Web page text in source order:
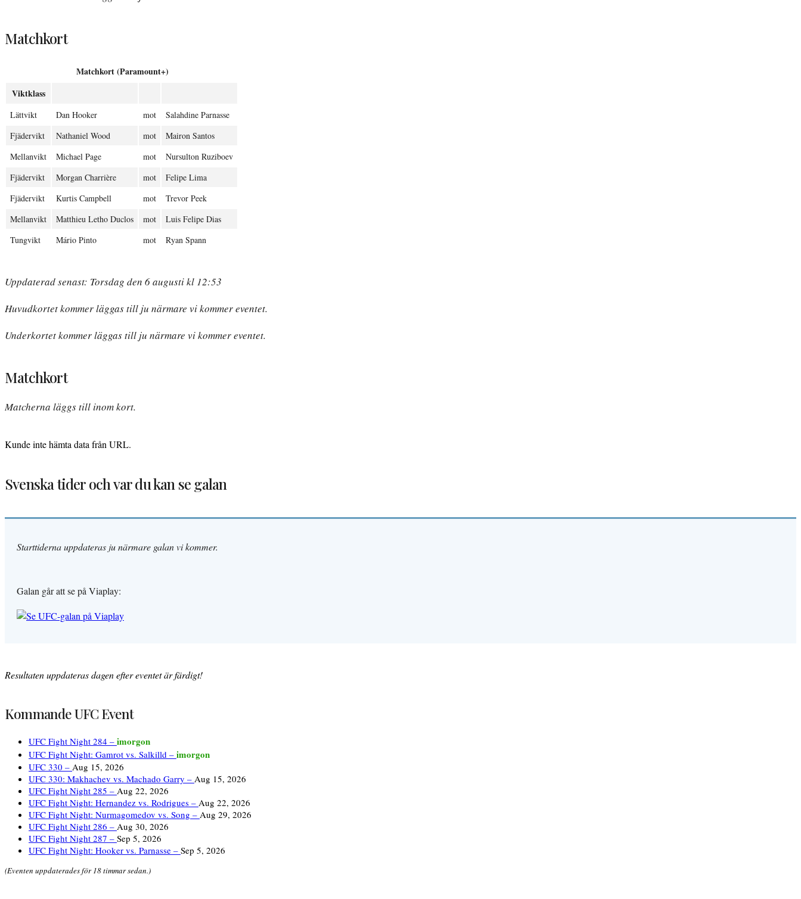
Matchkort
Matchkort (Paramount+)
Viktklass
Lättvikt Dan Hooker mot
Salahdine Parnasse
Fjädervikt
Nathaniel Wood mot
Mairon Santos
Mellanvikt
Michael Page mot
Nursulton Ruziboev
Fjädervikt
Morgan Charrière mot
Felipe Lima
Fjädervikt
Kurtis Campbell mot
Trevor Peek
Mellanvikt
Matthieu Letho Duclos mot
Luis Felipe Dias
Tungvikt
Mário Pinto mot Ryan Spann
Uppdaterad senast: Torsdag den 6 augusti kl 12:53
Huvudkortet kommer läggas till ju närmare vi kommer eventet.
Underkortet kommer läggas till ju närmare vi kommer eventet.
Matchkort
Matcherna läggs till inom kort.
Kunde inte hämta data från URL.
Svenska tider och var du kan se galan
Starttiderna uppdateras ju närmare galan vi kommer.
Galan går att se på Viaplay:
Resultaten uppdateras dagen efter eventet är färdigt!
Kommande UFC Event
UFC Fight Night 284 – imorgon
UFC Fight Night: Gamrot vs. Salkilld – imorgon
UFC 330 – Aug 15, 2026
UFC 330: Makhachev vs. Machado Garry – Aug 15, 2026
UFC Fight Night 285 – Aug 22, 2026
UFC Fight Night: Hernandez vs. Rodrigues – Aug 22, 2026
UFC Fight Night: Nurmagomedov vs. Song – Aug 29, 2026
UFC Fight Night 286 – Aug 30, 2026
UFC Fight Night 287 – Sep 5, 2026
UFC Fight Night: Hooker vs. Parnasse – Sep 5, 2026
(Eventen uppdaterades för 18 timmar sedan.)